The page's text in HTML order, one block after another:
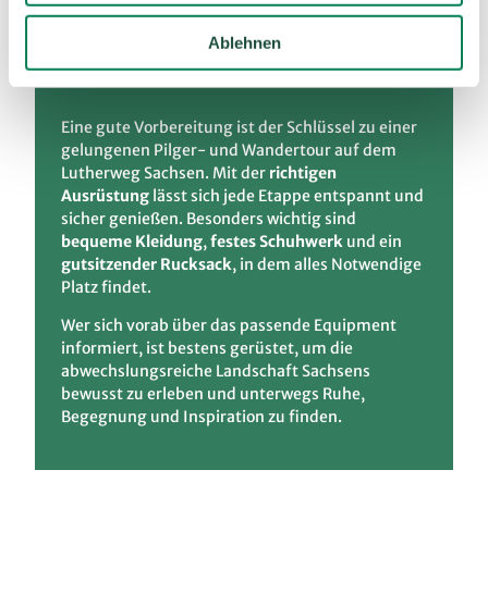
Ablehnen
Equipment - ­Packliste
Eine gute Vorbereitung ist der Schlüssel zu einer
gelungenen Pilger- und Wandertour auf dem
Lutherweg Sachsen. Mit der richtigen
Ausrüstung lässt sich jede Etappe entspannt und
sicher genießen. Besonders wichtig sind
bequeme Kleidung, festes Schuhwerk und ein
gutsitzender Rucksack, in dem alles Notwendige
Platz findet.
Wer sich vorab über das passende Equipment
informiert, ist bestens gerüstet, um die
abwechslungsreiche Landschaft Sachsens
bewusst zu erleben und unterwegs Ruhe,
Begegnung und Inspiration zu finden.